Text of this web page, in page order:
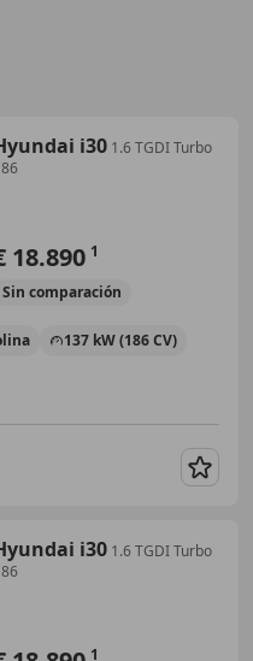
i30 1.6 TGDI Turbo
18.890 1
Sin comparación
137 kW (186 CV)
i30 1.6 TGDI Turbo
1